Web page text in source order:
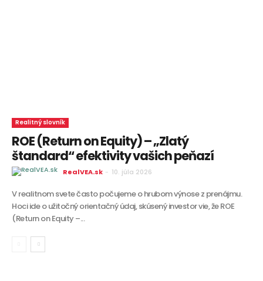
Realitný slovník
ROE (Return on Equity) – „Zlatý
štandard“ efektivity vašich peňazí
RealVEA.sk - 10. júla 2026
V realitnom svete často počujeme o hrubom výnose z prenájmu.
Hoci ide o užitočný orientačný údaj, skúsený investor vie, že ROE
(Return on Equity –...